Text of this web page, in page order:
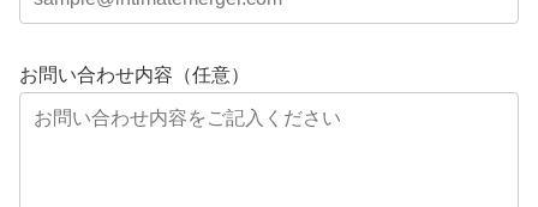
お問い合わせ内容（任意）